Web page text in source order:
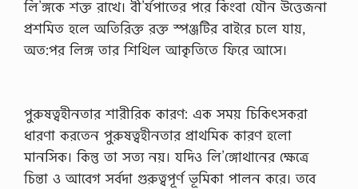
লি’ঙ্গকে শক্ত রাখে। বী’র্যপাতের পরে কিংবা যৌন উত্তেজনা
প্রশমিত হলে অতিরিক্ত রক্ত স্পঞ্জটির বাইরে চলে যায়,
অত:পর লিঙ্গ তার শিথিল আকৃতিতে ফিরে আসে।
পুরুষত্বহীনতার শারীরিক কারণ: এক সময় চিকিৎসকরা
ধারণা করতেন পুরুষত্বহীনতার প্রাথমিক কারণ হলো
মানসিক। কিন্তু তা সত্য নয়। যদিও লি’ঙ্গোথানের ক্ষেত্রে
চিন্তা ও আবেগ সর্বদা গুরুত্বপূর্ণ ভূমিকা পালন করে। তবে